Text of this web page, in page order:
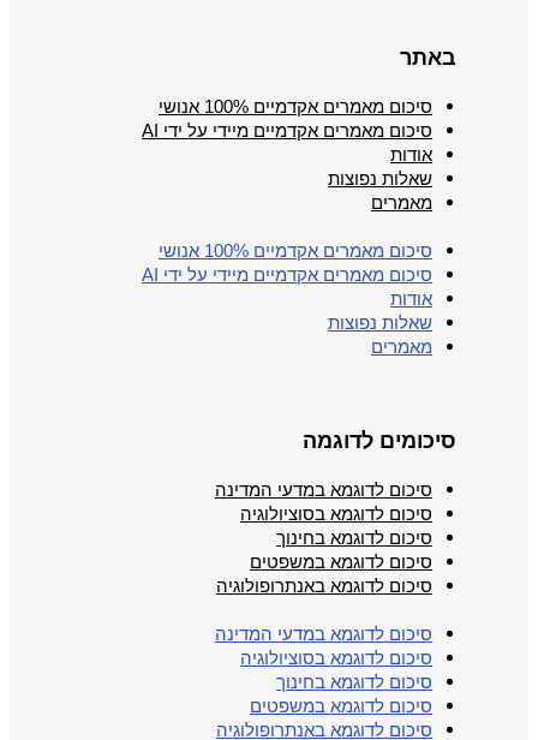
באתר
סיכום מאמרים אקדמיים 100% אנושי
סיכום מאמרים אקדמיים מיידי על ידי AI
אודות
שאלות נפוצות
מאמרים
סיכום מאמרים אקדמיים 100% אנושי
סיכום מאמרים אקדמיים מיידי על ידי AI
אודות
שאלות נפוצות
מאמרים
סיכומים לדוגמה
סיכום לדוגמא במדעי המדינה
סיכום לדוגמא בסוציולוגיה
סיכום לדוגמא בחינוך
סיכום לדוגמא במשפטים
סיכום לדוגמא באנתרופולוגיה
סיכום לדוגמא במדעי המדינה
סיכום לדוגמא בסוציולוגיה
סיכום לדוגמא בחינוך
סיכום לדוגמא במשפטים
סיכום לדוגמא באנתרופולוגיה